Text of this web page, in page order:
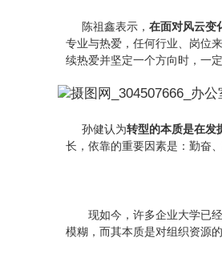
陈祖鑫表示， 在面对风云变
专业与热爱，任何行业、岗位
续热爱并坚定一个方向时，一
孙健认为转型的本质是在发
长，依靠的重要因素是：勤奋
现如今，许多企业大学已
模糊，而其本质是对组织资源